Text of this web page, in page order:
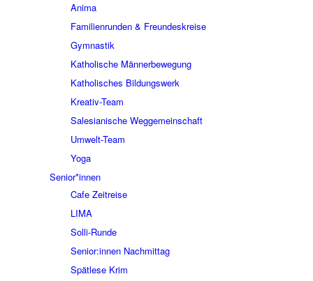
Anima
Familienrunden & Freundeskreise
Gymnastik
Katholische Männerbewegung
Katholisches Bildungswerk
Kreativ-Team
Salesianische Weggemeinschaft
Umwelt-Team
Yoga
Senior*innen
Cafe Zeitreise
LIMA
Solli-Runde
Senior:innen Nachmittag
Spätlese Krim